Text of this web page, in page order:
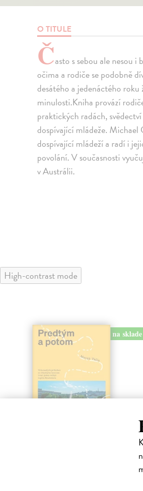
O TITULE
Často s sebou ale nesou
očima a rodiče se podobně
desátého a jedenáctého
minulosti.Kniha provází
praktických radách,
dospívající mládeže. Michael
dospívající mládeží a radí i
povolání. V současnosti
v Austrálii.
High-contrast mode
na sklade